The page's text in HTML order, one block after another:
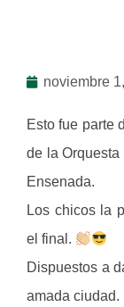
noviembre
Esto fue parte
de la
Ensenada.
Los chicos la
el final.
Dispuestos a
amada ciudad.